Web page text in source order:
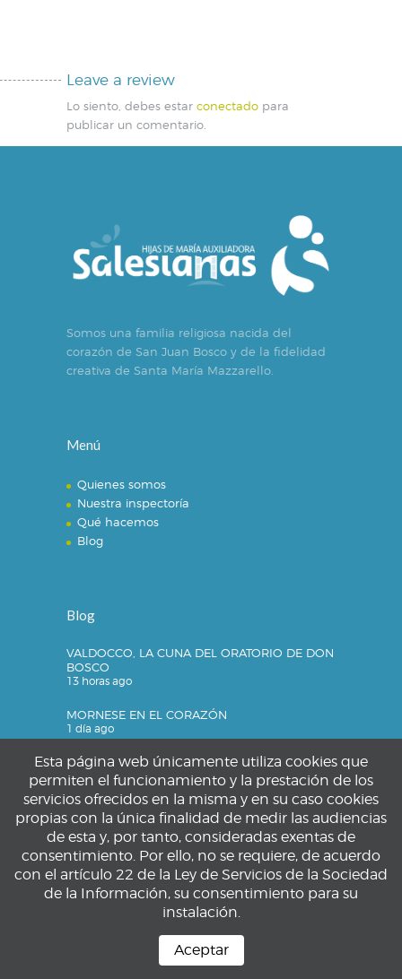
Leave a review
Lo siento, debes estar conectado para
publicar un comentario.
Somos una familia religiosa nacida del
corazón de San Juan Bosco y de la fidelidad
creativa de Santa María Mazzarello.
Menú
Quienes somos
Nuestra inspectoría
Qué hacemos
Blog
Blog
VALDOCCO, LA CUNA DEL ORATORIO DE DON
BOSCO
13 horas ago
MORNESE EN EL CORAZÓN
1 día ago
Privacidad
Política de privacidad
Política de cookies
Aviso legal
Esta página web únicamente utiliza cookies que
permiten el funcionamiento y la prestación de los
servicios ofrecidos en la misma y en su caso cookies
propias con la única finalidad de medir las audiencias
de esta y, por tanto, consideradas exentas de
consentimiento. Por ello, no se requiere, de acuerdo
con el artículo 22 de la Ley de Servicios de la Sociedad
de la Información, su consentimiento para su
instalación.
Aceptar